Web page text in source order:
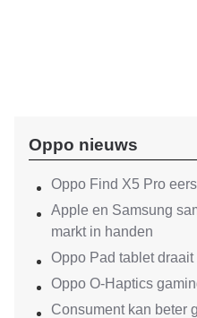
Oppo nieuws
Oppo Find X5 Pro
Apple en Samsung
markt in handen
Oppo Pad tablet
Oppo O-Haptics
Consument kan beter